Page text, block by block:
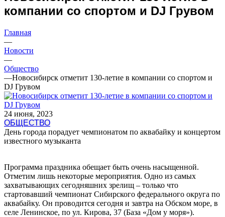
компании со спортом и DJ Грувом
Главная
—
Новости
—
Общество
—Новосибирск отметит 130-летие в компании со спортом и
DJ Грувом
24 июня, 2023
ОБЩЕСТВО
День города порадует чемпионатом по аквабайку и концертом
известного музыканта
Программа праздника обещает быть очень насыщенной.
Отметим лишь некоторые мероприятия. Одно из самых
захватывающих сегодняшних зрелищ – только что
стартовавший чемпионат Сибирского федерального округа по
аквабайку. Он проводится сегодня и завтра на Обском море, в
селе Ленинское, по ул. Кирова, 37 (База «Дом у моря»).